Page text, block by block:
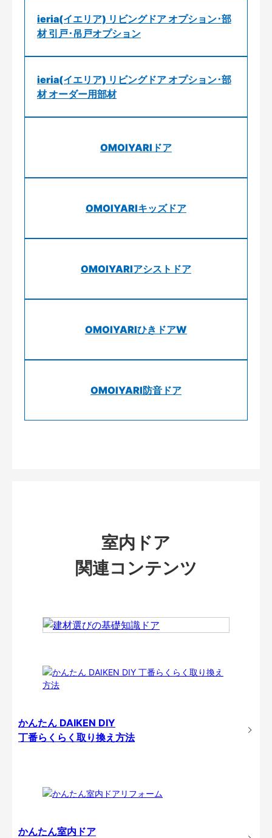
ieria(イエリア) リビングドア オプション･部
材 引戸･吊戸オプション
ieria(イエリア) リビングドア オプション･部
材 オーダー用部材
OMOIYARIドア
OMOIYARIキッズドア
OMOIYARIアシストドア
OMOIYARIひきドアW
OMOIYARI防音ドア
室内ドア
関連コンテンツ
かんたん DAIKEN DIY
丁番らくらく取り換え方法
かんたん室内ドア